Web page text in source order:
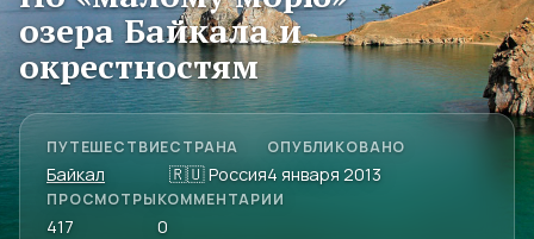
озера Байкала и
окрестностям
ПУТЕШЕСТВИЕ
Байкал
СТРАНА
🇷🇺 Россия
ОПУБЛИКОВАНО
4 января 2013
ПРОСМОТРЫ
417
КОММЕНТАРИИ
0